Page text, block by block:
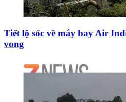
Tiết lộ sốc về máy bay Air
vong